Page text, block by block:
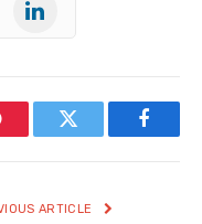
Facebook
Twitter